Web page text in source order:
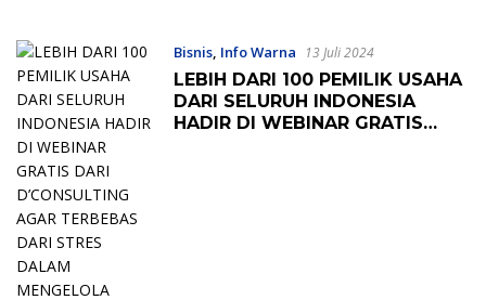
Bisnis, Info Warna 13 Juli 2024
LEBIH DARI 100 PEMILIK USAHA
DARI SELURUH INDONESIA
HADIR DI WEBINAR GRATIS